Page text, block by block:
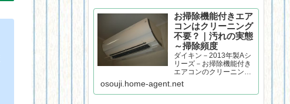
住宅は気密性が高く、密
な空間で汚れたエアコン
を使い続けることは、け
して体に良いことでは...
お掃除機能付きエア
コンはクリーニング
不要？｜汚れの実態
～掃除頻度
ダイキン－2013年製Aシ
リーズ－お掃除機能付き
エアコンのクリーニング
をしました。ダイキンエ
アコンには、高速ストリ
ーマという空気をキレイ
osouji.home-agent.net